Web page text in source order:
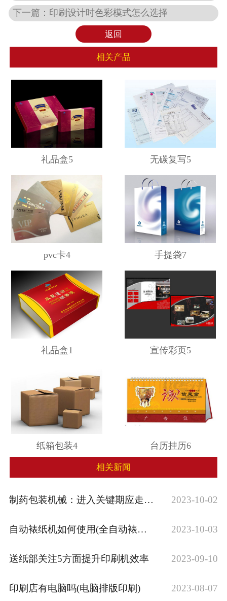
下一篇： 印刷设计时色彩模式怎么选择
返回
相关产品
礼品盒5 无碳复写5
pvc卡4 手提袋7
礼品盒1 宣传彩页5
纸箱包装4 台历挂历6
相关新闻
制药包装机械：进入关键期应走智能高端之路 2023-10-02
自动裱纸机如何使用(全自动裱纸机全程视频··· 2023-10-03
送纸部关注5方面提升印刷机效率 2023-09-10
印刷店有电脑吗(电脑排版印刷) 2023-08-07